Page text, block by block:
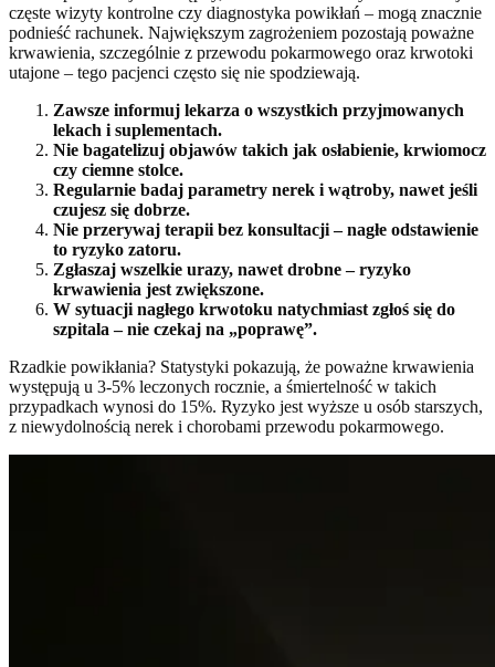
częste wizyty kontrolne czy diagnostyka powikłań – mogą znacznie
podnieść rachunek. Największym zagrożeniem pozostają poważne
krwawienia, szczególnie z przewodu pokarmowego oraz krwotoki
utajone – tego pacjenci często się nie spodziewają.
Zawsze informuj lekarza o wszystkich przyjmowanych
lekach i suplementach.
Nie bagatelizuj objawów takich jak osłabienie, krwiomocz
czy ciemne stolce.
Regularnie badaj parametry nerek i wątroby, nawet jeśli
czujesz się dobrze.
Nie przerywaj terapii bez konsultacji – nagłe odstawienie
to ryzyko zatoru.
Zgłaszaj wszelkie urazy, nawet drobne – ryzyko
krwawienia jest zwiększone.
W sytuacji nagłego krwotoku natychmiast zgłoś się do
szpitala – nie czekaj na „poprawę”.
Rzadkie powikłania? Statystyki pokazują, że poważne krwawienia
występują u 3-5% leczonych rocznie, a śmiertelność w takich
przypadkach wynosi do 15%. Ryzyko jest wyższe u osób starszych,
z niewydolnością nerek i chorobami przewodu pokarmowego.